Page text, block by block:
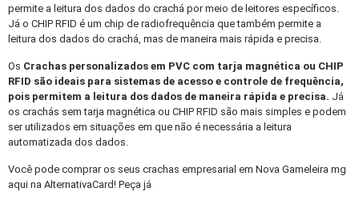
permite a leitura dos dados do crachá por meio de leitores específicos.
Já o CHIP RFID é um chip de radiofrequência que também permite a
leitura dos dados do crachá, mas de maneira mais rápida e precisa.
Os Crachas personalizados em PVC com tarja magnética ou CHIP
RFID são ideais para sistemas de acesso e controle de frequência,
pois permitem a leitura dos dados de maneira rápida e precisa. Já
os crachás sem tarja magnética ou CHIP RFID são mais simples e podem
ser utilizados em situações em que não é necessária a leitura
automatizada dos dados.
Você pode comprar os seus crachas empresarial em Nova Gameleira mg
aqui na AlternativaCard! Peça já